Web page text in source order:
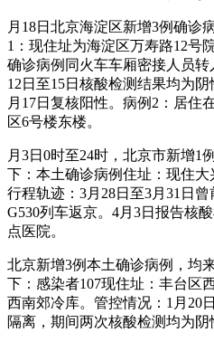
月18日北京海淀区新增3例确诊
1：现住址为海淀区万寿路12号
确诊病例同火车车厢密接人员转
12日至15日核酸检测结果均为
月17日复核阳性。病例2：居住
区6号楼东楼。
月3日0时至24时，北京市新增1
下：本土确诊病例住址：现住大
行程轨迹：3月28日至3月31日
G530列车返京。4月3日报告核
点医院。
北京新增3例本土确诊病例，均
下：感染者107现住址：丰台区
西南郊冷库。管控情况：1月20
隔离，期间两次核酸检测均为阴